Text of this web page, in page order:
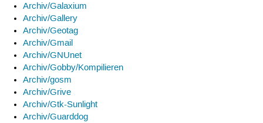
Archiv/Galaxium
Archiv/Gallery
Archiv/Geotag
Archiv/Gmail
Archiv/GNUnet
Archiv/Gobby/Kompilieren
Archiv/gosm
Archiv/Grive
Archiv/Gtk-Sunlight
Archiv/Guarddog